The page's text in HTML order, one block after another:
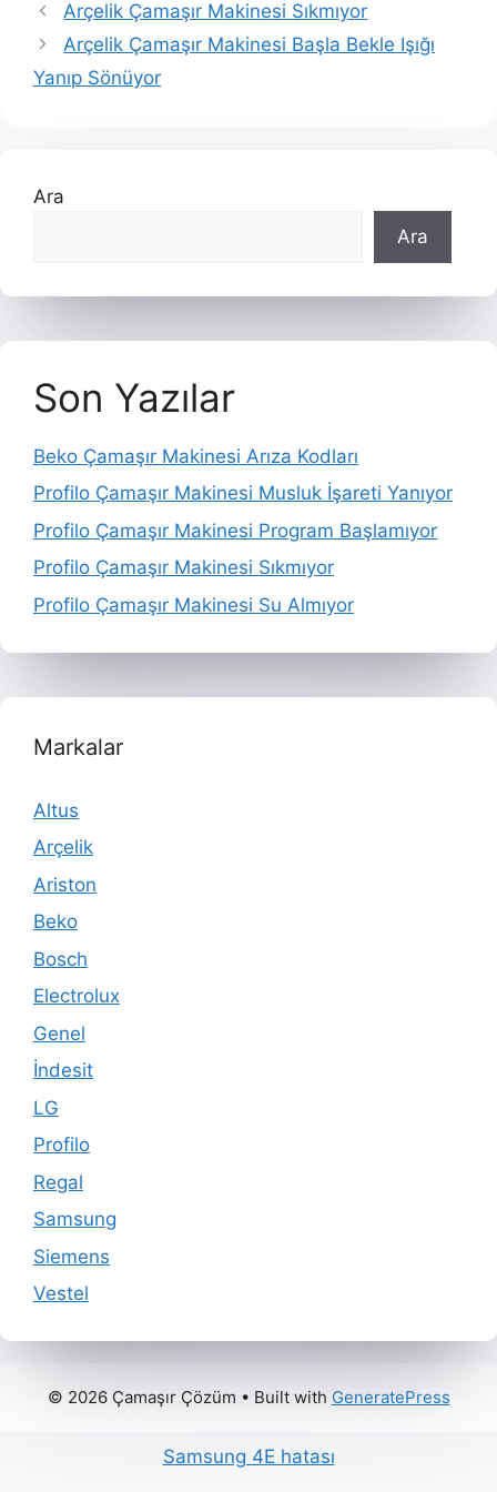
Arçelik Çamaşır Makinesi Sıkmıyor
Arçelik Çamaşır Makinesi Başla Bekle Işığı
Yanıp Sönüyor
Ara
Ara
Son Yazılar
Beko Çamaşır Makinesi Arıza Kodları
Profilo Çamaşır Makinesi Musluk İşareti Yanıyor
Profilo Çamaşır Makinesi Program Başlamıyor
Profilo Çamaşır Makinesi Sıkmıyor
Profilo Çamaşır Makinesi Su Almıyor
Markalar
Altus
Arçelik
Ariston
Beko
Bosch
Electrolux
Genel
İndesit
LG
Profilo
Regal
Samsung
Siemens
Vestel
© 2026 Çamaşır Çözüm • Built with GeneratePress
Samsung 4E hatası